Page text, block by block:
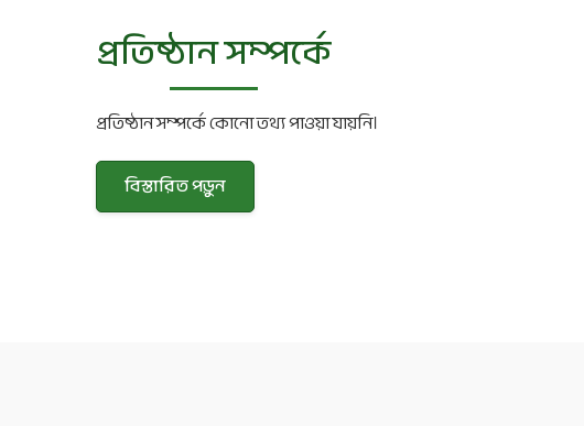
প্রতিষ্ঠান সম্পর্কে
প্রতিষ্ঠান সম্পর্কে কোনো তথ্য পাওয়া যায়নি।
বিস্তারিত পড়ুন